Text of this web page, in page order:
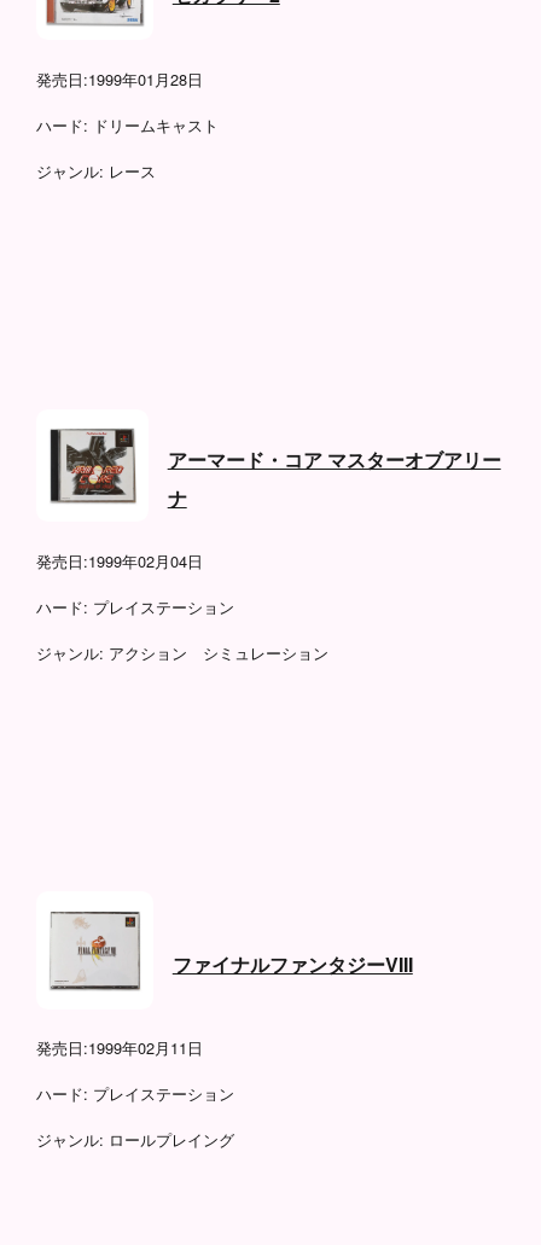
発売日:1999年01月28日
ハード: ドリームキャスト
ジャンル: レース
アーマード・コア マスターオブアリー
ナ
発売日:1999年02月04日
ハード: プレイステーション
ジャンル: アクション シミュレーション
ファイナルファンタジーVIII
発売日:1999年02月11日
ハード: プレイステーション
ジャンル: ロールプレイング